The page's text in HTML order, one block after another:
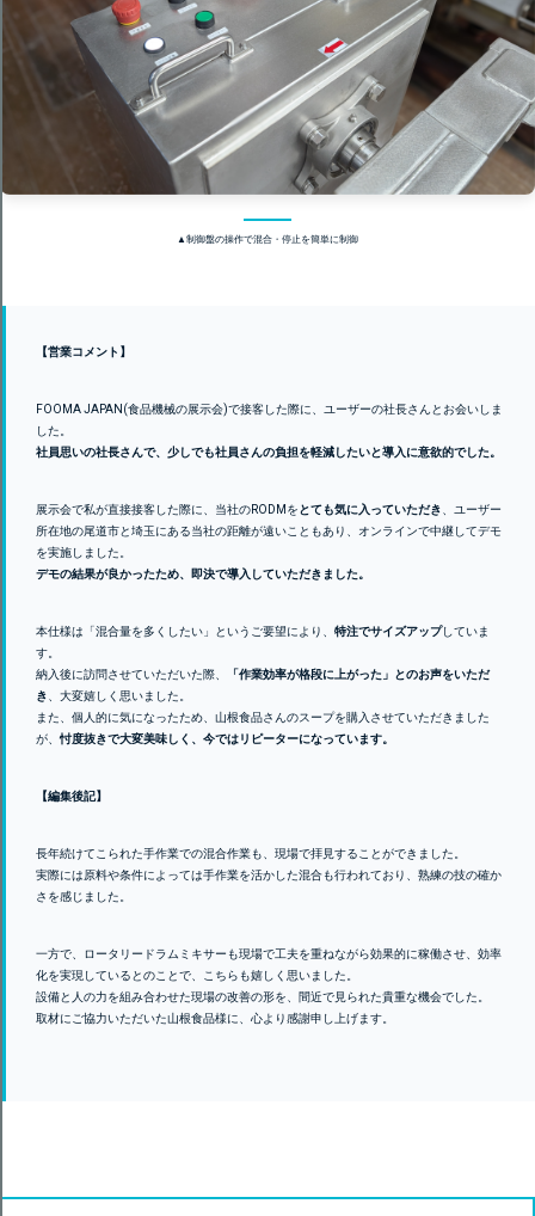
▲制御盤の操作で混合・停止を簡単に制御
【営業コメント】
FOOMA JAPAN(食品機械の展示会)で接客した際に、ユーザーの社長さんとお会いしま
した。
社員思いの社長さんで、少しでも社員さんの負担を軽減したいと導入に意欲的でした。
展示会で私が直接接客した際に、当社のRODMをとても気に入っていただき 、ユーザー
所在地の尾道市と埼玉にある当社の距離が遠いこともあり、オンラインで中継してデモ
を実施しました。
デモの結果が良かったため、即決で導入していただきました。
本仕様は「混合量を多くしたい」というご要望により、 特注でサイズアップしていま
す。
納入後に訪問させていただいた際、
「作業効率が格段に上がった」とのお声をいただ
き 、大変嬉しく思いました。
また、個人的に気になったため、山根食品さんのスープを購入させていただきました
が、忖度抜きで大変美味しく、今ではリピーターになっています。
【編集後記】
長年続けてこられた手作業での混合作業も、現場で拝見することができました。
実際には原料や条件によっては手作業を活かした混合も行われており、熟練の技の確か
さを感じました。
一方で、ロータリードラムミキサーも現場で工夫を重ねながら効果的に稼働させ、効率
化を実現しているとのことで、こちらも嬉しく思いました。
設備と人の力を組み合わせた現場の改善の形を、間近で見られた貴重な機会でした。
取材にご協力いただいた山根食品様に、心より感謝申し上げます。